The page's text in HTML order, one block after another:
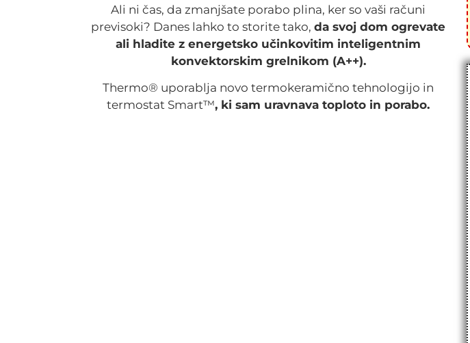
Ali ni čas, da zmanjšate porabo plina, ker so vaši računi
previsoki? Danes lahko to storite tako, da svoj dom ogrevate
ali hladite z energetsko učinkovitim inteligentnim
konvektorskim grelnikom (A++).
Thermo® uporablja novo termokeramično tehnologijo in
termostat Smart™, ki sam uravnava toploto in porabo.